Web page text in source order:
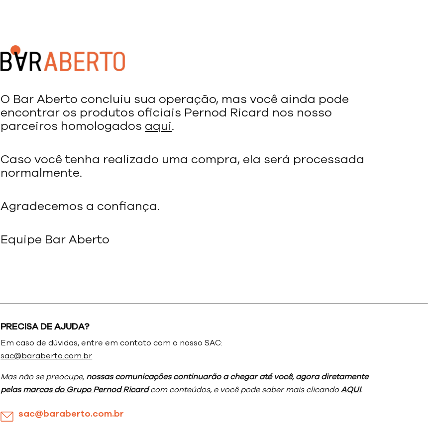
O Bar Aberto concluiu sua operação, mas você ainda pode
encontrar os produtos oficiais Pernod Ricard nos nosso
parceiros homologados aqui.
Caso você tenha realizado uma compra, ela será processada
normalmente.
Agradecemos a confiança.
Equipe Bar Aberto
PRECISA DE AJUDA?
Em caso de dúvidas, entre em contato com o nosso SAC:
sac@baraberto.com.br
Mas não se preocupe, nossas comunicações continuarão a chegar até você, agora diretamente
pelasmarcas do Grupo Pernod Ricardcom conteúdos, e você pode saber mais clicandoAQUI.
sac@baraberto.com.br